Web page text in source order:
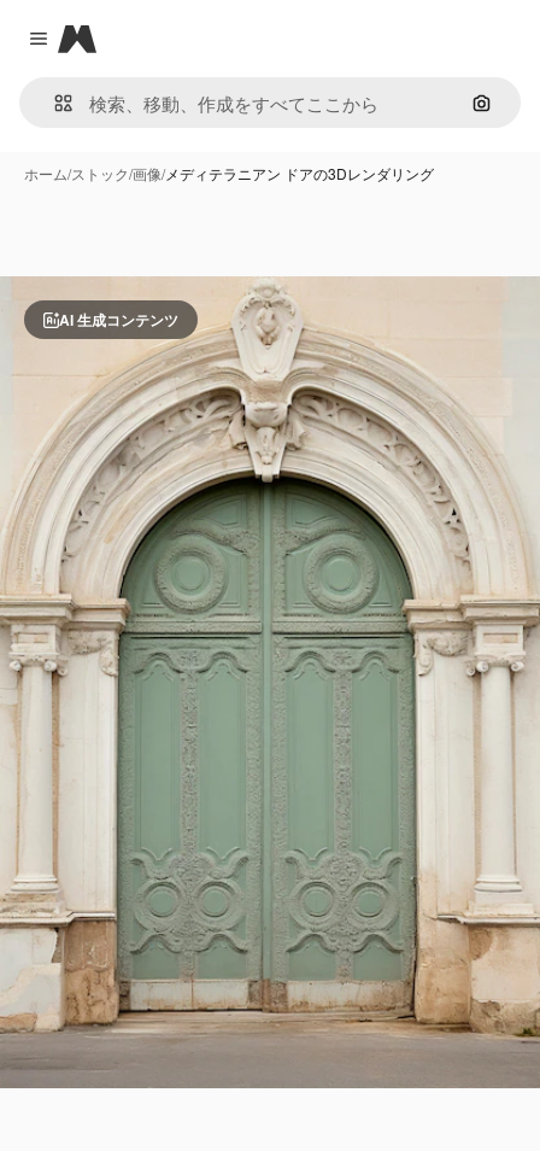
Close menu
Magnific
画像で
ホーム/ストック/画像/メディテラニアン ドアの3Dレンダリング
AI 生成コンテンツ